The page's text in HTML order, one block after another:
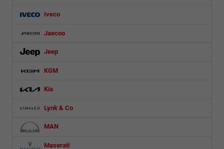
Iveco
Jaecoo
Jeep
KGM
Kia
Lynk & Co
MAN
Maserati